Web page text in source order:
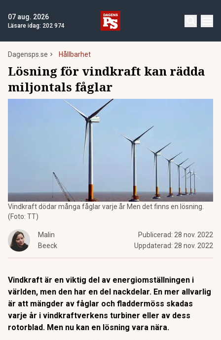
07 aug. 2026
Läsare idag: 202 974
Dagensps.se Hållbarhet
Lösning för vindkraft kan rädda
miljontals fåglar
Vindkraft dödar många fåglar varje år Men det finns en lösning.
(Foto: TT)
Malin
Beeck
Publicerad: 28 nov. 2022
Uppdaterad: 28 nov. 2022
Vindkraft är en viktig del av energiomställningen i
världen, men den har en del nackdelar. En mer allvarlig
är att mängder av fåglar och fladdermöss skadas
varje år i vindkraftverkens turbiner eller av dess
rotorblad. Men nu kan en lösning vara nära.